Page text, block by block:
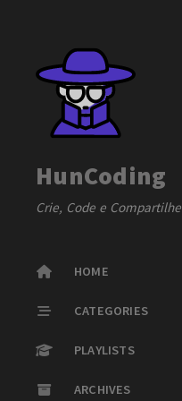
HunCoding
Crie, Code e Compartilhe
HOME
CATEGORIES
PLAYLISTS
ARCHIVES